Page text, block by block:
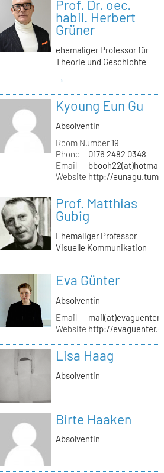
Prof. Dr. oec.
habil. Herbert
Grüner
ehemaliger Professor für
Theorie und Geschichte
→
Kyoung Eun Gu
Absolventin
Room Number19
Phone
0176 2482 0348
Email
Website http://
Prof. Matthias
Gubig
Ehemaliger Professor
Visuelle Kommunikation
Eva Günter
Absolventin
Email
Website http://
Lisa Haag
Absolventin
Birte Haaken
Absolventin